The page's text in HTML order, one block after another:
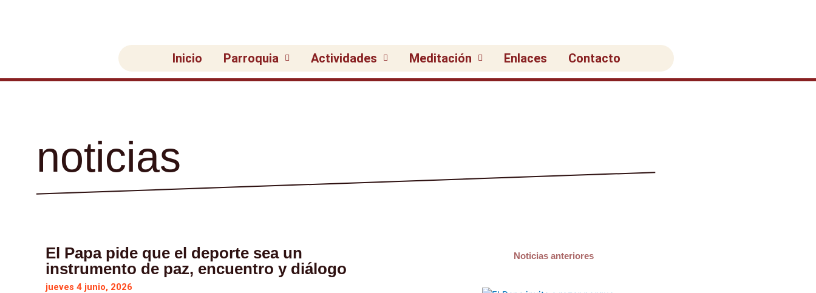
Inicio Parroquia Actividades Meditación Enlaces Contacto
noticias
El Papa pide que el deporte sea un
instrumento de paz, encuentro y diálogo
jueves 4 junio, 2026
Noticias anteriores